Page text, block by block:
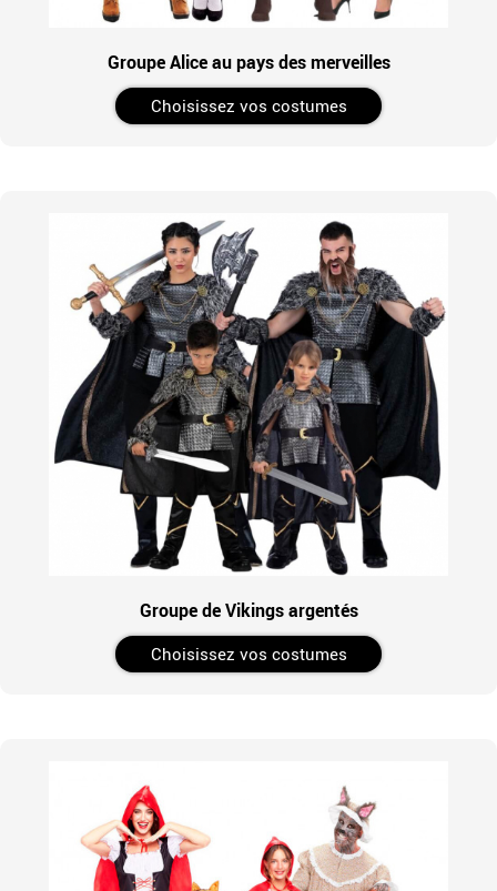
Groupe Alice au pays des merveilles
Choisissez vos costumes
Groupe de Vikings argentés
Choisissez vos costumes